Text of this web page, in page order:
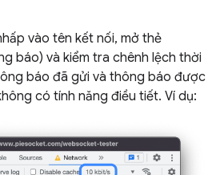
vào tên kết nối, mở thẻ
báo) và kiểm tra chênh lệch thời
báo đã gửi và thông báo được
có tính năng điều tiết. Ví dụ: